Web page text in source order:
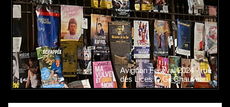
Avignon Festival 2024 - rue
des Lices © Gil Chauveau.